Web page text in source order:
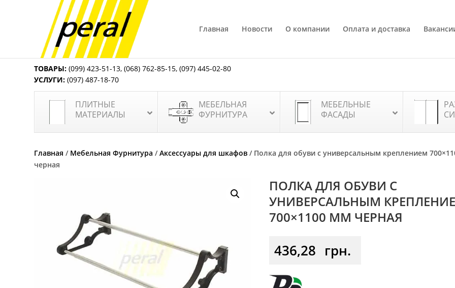
Главная Новости О компании Оплата и доставка
ТОВАРЫ: (099) 423-51-13,(068) 762-85-15,(097) 445-02-80
УСЛУГИ: (097) 487-18-70
ПЛИТНЫЕ
МАТЕРИАЛЫ
МЕБЕЛЬНАЯ
ФУРНИТУРА
МЕБЕЛЬНЫЕ
ФАСАДЫ
Главная / Мебельная Фурнитура /Аксессуары для шкафов / Полка для обуви с универсальным креплением
черная
ПОЛКА ДЛЯ ОБУВИ С
УНИВЕРСАЛЬНЫМ
700×1100 ММ ЧЕРНАЯ
436,28 грн.